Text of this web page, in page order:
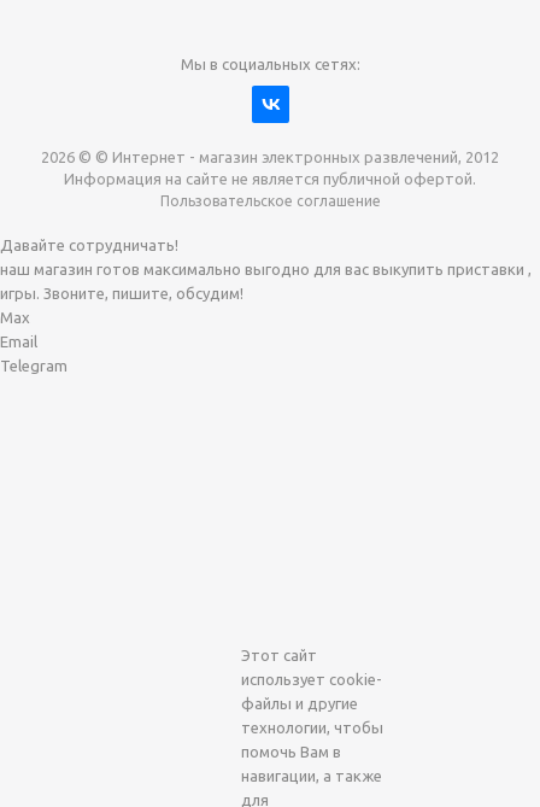
Мы в социальных сетях:
2026 © © Интернет - магазин электронных развлечений, 2012
Информация на сайте не является публичной офертой.
Пользовательское соглашение
Давайте сотрудничать!
наш магазин готов максимально выгодно для вас выкупить приставки ,
игры. Звоните, пишите, обсудим!
Max
Email
Telegram
Этот сайт
использует cookie-
файлы и другие
технологии, чтобы
помочь Вам в
навигации, а также
для